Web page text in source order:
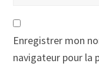
Enregistrer mon
navigateur pour la